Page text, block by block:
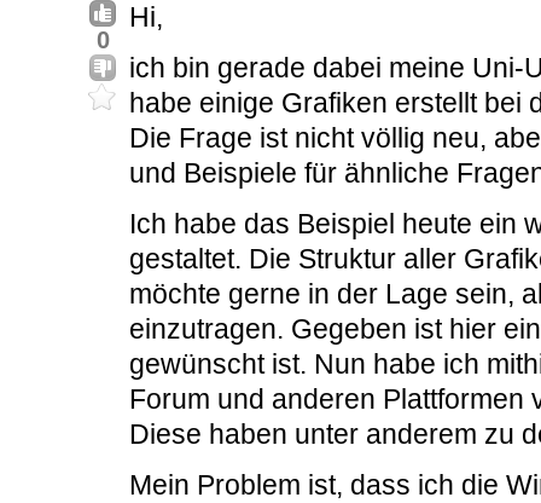
0
Hi,
ich bin gerade dabei meine Uni-
habe einige Grafiken erstellt bei
Die Frage ist nicht völlig neu,
und Beispiele für ähnliche
Ich habe das Beispiel heute ein
gestaltet. Die Struktur aller
möchte gerne in der Lage sein,
einzutragen. Gegeben ist hier
gewünscht ist. Nun habe ich
Forum und anderen Plattformen
Diese haben unter anderem zu
Mein Problem ist, dass ich die